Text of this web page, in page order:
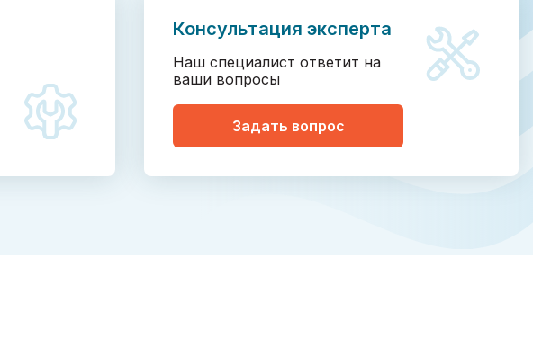
Консультация эксперта
Наш специалист ответит на
ваши вопросы
Задать вопрос